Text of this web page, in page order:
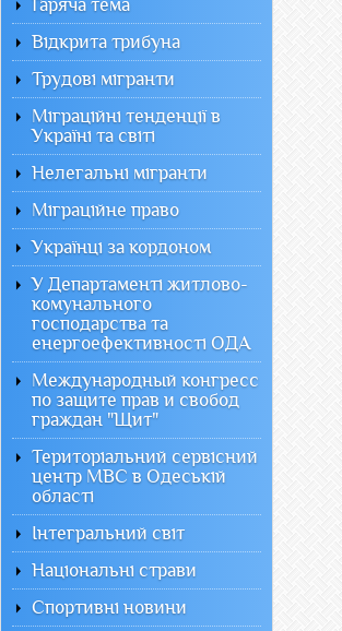
Гаряча тема
Відкрита трибуна
Трудові мігранти
Міграційні тенденції в
Україні та світі
Нелегальні мігранти
Міграційне право
Українці за кордоном
У Департаменті житлово-
комунального
господарства та
енергоефективності ОДА
Международный конгресс
по защите прав и свобод
граждан "Щит"
Територіальний сервісний
центр МВС в Одеській
області
Інтегральний світ
Національні страви
Спортивні новини